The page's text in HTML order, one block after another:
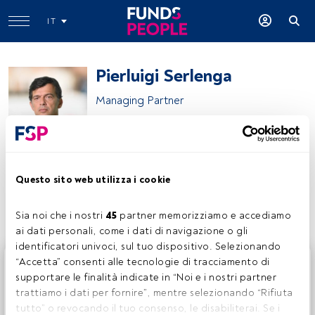
Questo sito web utilizza i cookie
Sia noi che i nostri 45 partner memorizziamo e accediamo
ai dati personali, come i dati di navigazione o gli
identificatori univoci, sul tuo dispositivo. Selezionando
“Accetta” consenti alle tecnologie di tracciamento di
supportare le finalità indicate in “Noi e i nostri partner
trattiamo i dati per fornire”, mentre selezionando “Rifiuta
tutto” o revocando il tuo consenso, le disabiliterai. Se i
IT
Pierluigi Serlenga
Managing Partner
Condividi:
Questo è un articolo riservato agli utenti FundsPeople. Se
sei già registrato, accedi tramite il pulsante Login. Se non
hai ancora un account, ti invitiamo a registrarti per scoprire
tutti i contenuti che FundsPeople ha da offrire.